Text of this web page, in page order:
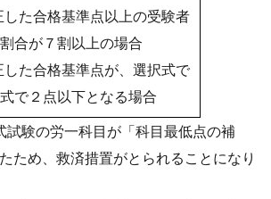
た合格基準点以上の受験者
合が７割以上の場合
た合格基準点が、選択式で
で２点以下となる場合
試験の労一科目が「科目最低点の補
ため、救済措置がとられることになり